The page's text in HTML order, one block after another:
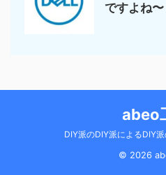
ですよね〜
abeo
DIY派のDIY派によるDIY
© 2026